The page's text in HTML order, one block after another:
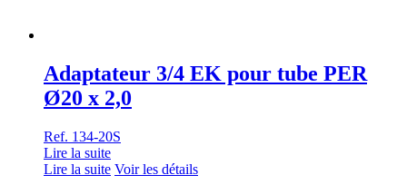
Adaptateur 3/4 EK pour tube PER
Ø20 x 2,0
Ref. 134-20S
Lire la suite
Lire la suite Voir les détails